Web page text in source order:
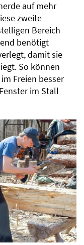
auf mehr
zweite
Bereich
benötigt
damit sie
So können
Freien besser
im Stall